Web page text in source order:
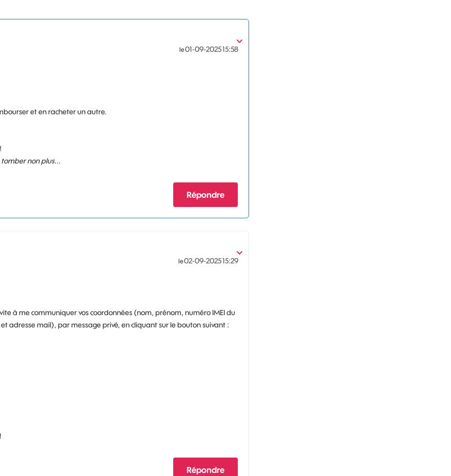
le‎01-09-202515:58
et en racheter un autre.
tomber non plus...
Répondre
le‎02-09-202515:29
à me communiquer vos coordonnées (nom, prénom, numéro IMEI du
adresse mail), par message privé, en cliquant sur le bouton suivant :
Répondre